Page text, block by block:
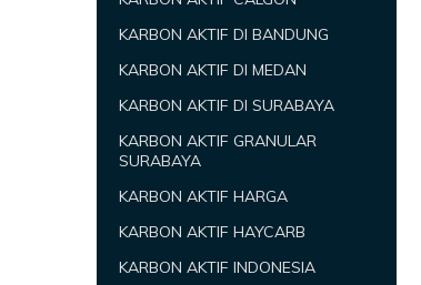
KARBON AKTIF DI BANDUNG
KARBON AKTIF DI MEDAN
KARBON AKTIF DI SURABAYA
KARBON AKTIF GRANULAR
SURABAYA
KARBON AKTIF HARGA
KARBON AKTIF HAYCARB
KARBON AKTIF INDONESIA